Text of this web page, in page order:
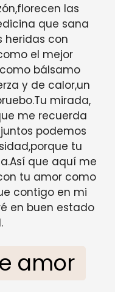
las
que sana
heridas con
el mejor
bálsamo
y de calor,un
mirada,
me recuerda
podemos
tu
que aquí me
tu amor como
contigo en mi
en buen estado
amor